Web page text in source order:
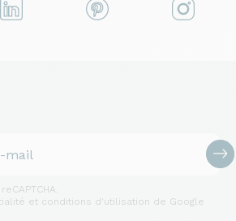
et conditions d'utilisation de Google